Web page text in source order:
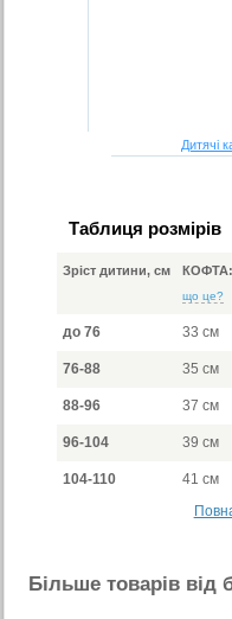
Дитячі
Таблиця розмірів
Зріст дитини, см КОФТА:
що це?
до 76 33 см
76-88 35 см
88-96 37 см
96-104 39 см
104-110 41 см
Бiльше товарiв вiд